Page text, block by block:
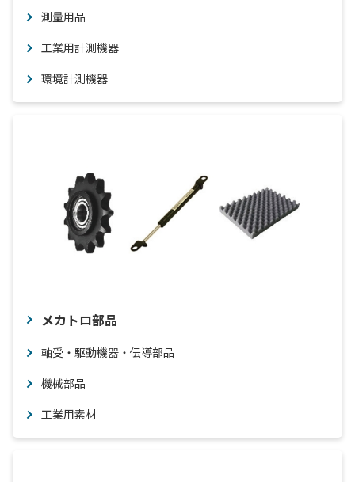
測量用品
工業用計測機器
環境計測機器
メカトロ部品
軸受・駆動機器・伝導部品
機械部品
工業用素材